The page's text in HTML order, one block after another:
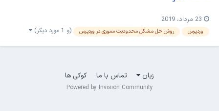
23 مرداد، 2019
وردپرس روش حل مشکل محدودیت مموری در وردپرس (و 1 مورد دیگر)
زبان تماس با ما کوکی ها
Powered by Invision Community